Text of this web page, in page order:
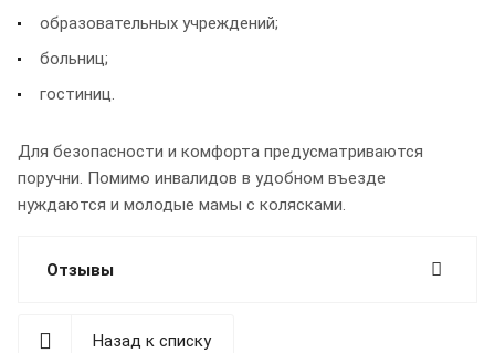
образовательных учреждений;
больниц;
гостиниц.
Для безопасности и комфорта предусматриваются
поручни. Помимо инвалидов в удобном въезде
нуждаются и молодые мамы с колясками.
Отзывы
Назад к списку